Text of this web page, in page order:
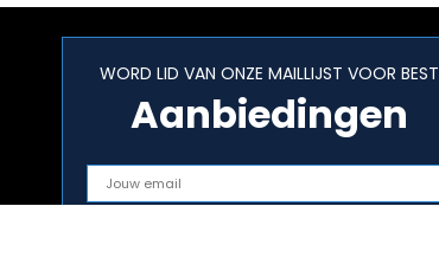
WORD LID VAN ONZE MAILLIJST VOOR BEST
Aanbiedingen